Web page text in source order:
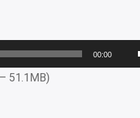
00:00
51.1MB)